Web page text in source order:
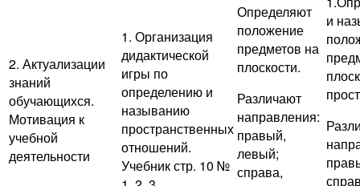
2. Актуализации
знаний
обучающихся.
Мотивация к
учебной
деятельности
1. Организация
дидактической
игры по
определению и
называнию
пространственных
отношений.
Учебник стр. 10 №
Определяют
положение
предметов на
плоскости.
Различают
направления:
правый,
левый;
справа,
и